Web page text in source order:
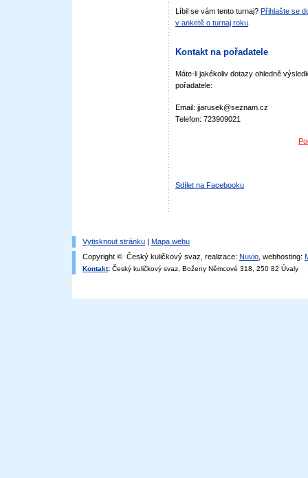
Líbil se vám tento turnaj? Přihlašte se
v anketě o turnaj roku
Kontakt na pořadatele
Máte-li jakékoliv dotazy ohledně
pořadatele:
Email: jjarusek@seznam.cz
Telefon: 723909021
Sdílet na Facebooku
Vytisknout stránku | Mapa webu
Copyright © Český kuličkový svaz, realizace: Nuvio , webhosting:
Kontakt: Český kuličkový svaz, Boženy Němcové 318, 250 82 Úvaly